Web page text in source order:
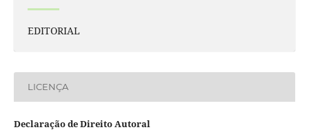
EDITORIAL
LICENÇA
Declaração de Direito Autoral